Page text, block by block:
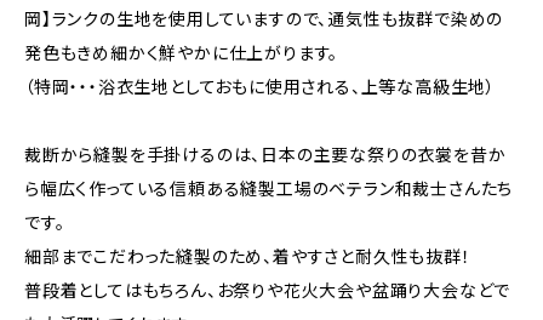
岡】ランクの生地を使用していますので、通気性も抜群で染めの
発色もきめ細かく鮮やかに仕上がります。
（特岡・・・浴衣生地としておもに使用される、上等な高級生地）
裁断から縫製を手掛けるのは、日本の主要な祭りの衣裳を昔か
ら幅広く作っている信頼ある縫製工場のベテラン和裁士さんたち
です。
細部までこだわった縫製のため、着やすさと耐久性も抜群！
普段着としてはもちろん、お祭りや花火大会や盆踊り大会などで